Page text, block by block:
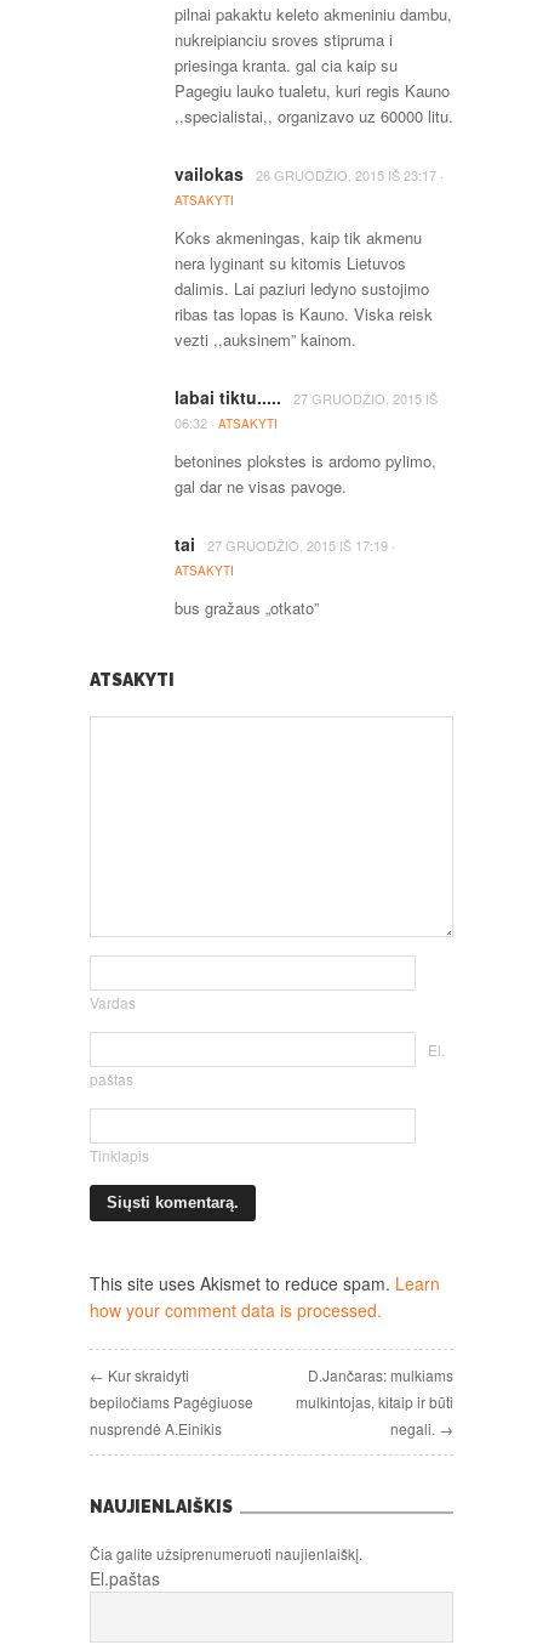
pilnai pakaktu keleto akmeniniu dambu,
nukreipianciu sroves stipruma i
priesinga kranta. gal cia kaip su
Pagegiu lauko tualetu, kuri regis Kauno
,,specialistai,, organizavo uz 60000 litu.
vailokas 26 GRUODŽIO, 2015 IŠ 23:17 ·
ATSAKYTI
Koks akmeningas, kaip tik akmenu
nera lyginant su kitomis Lietuvos
dalimis. Lai paziuri ledyno sustojimo
ribas tas lopas is Kauno. Viska reisk
vezti ,,auksinem” kainom.
labai tiktu..... 27 GRUODŽIO, 2015 IŠ
06:32 · ATSAKYTI
betonines plokstes is ardomo pylimo,
gal dar ne visas pavoge.
tai 27 GRUODŽIO, 2015 IŠ 17:19 ·
ATSAKYTI
bus gražaus „otkato”
ATSAKYTI
Vardas
El.
paštas
Tinklapis
This site uses Akismet to reduce spam. Learn
how your comment data is processed.
← Kur skraidyti
bepiločiams Pagėgiuose
nusprendė A.Einikis
D.Jančaras: mulkiams
mulkintojas, kitaip ir būti
negali. →
NAUJIENLAIŠKIS
Čia galite užsiprenumeruoti naujienlaiškį.
El.paštas